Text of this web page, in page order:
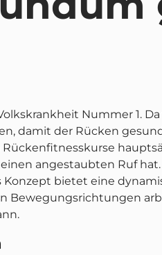
Nummer 1.
damit der Rücken
angestaubten Ruf
bietet eine
Bewegungsrichtungen